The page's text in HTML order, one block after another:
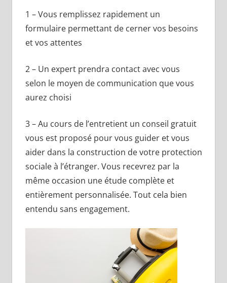
1 – Vous remplissez rapidement un
formulaire permettant de cerner vos besoins
et vos attentes
2 – Un expert prendra contact avec vous
selon le moyen de communication que vous
aurez choisi
3 – Au cours de l’entretient un conseil gratuit
vous est proposé pour vous guider et vous
aider dans la construction de votre protection
sociale à l’étranger. Vous recevrez par la
même occasion une étude complète et
entièrement personnalisée. Tout cela bien
entendu sans engagement.